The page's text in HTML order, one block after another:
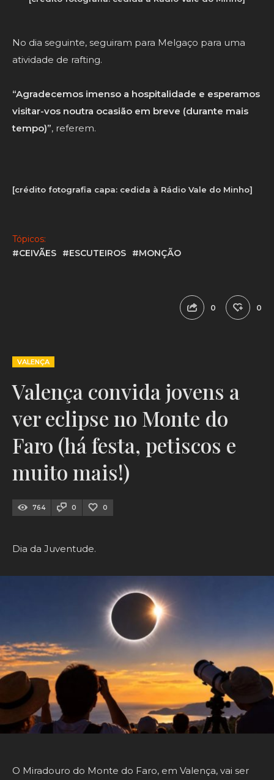
No dia seguinte, seguiram para Melgaço para uma
atividade de rafting.
“Agradecemos imenso a hospitalidade e esperamos
visitar-vos noutra ocasião em breve (durante mais
tempo)”, referem.
[crédito fotografia capa: cedida à Rádio Vale do Minho]
Tópicos:
#CEIVÃES
#ESCUTEIROS #MONÇÃO
0 0
VALENÇA
Valença convida jovens a
ver eclipse no Monte do
Faro (há festa, petiscos e
muito mais!)
764 0 0
Dia da Juventude.
O Miradouro do Monte do Faro, em Valença, vai ser